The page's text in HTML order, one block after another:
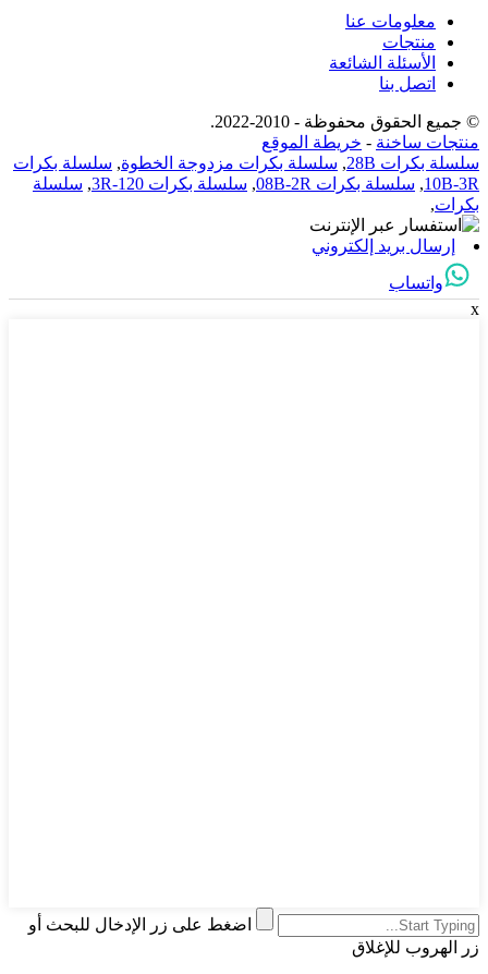
معلومات عنا
منتجات
الأسئلة الشائعة
اتصل بنا
© جميع الحقوق محفوظة - 2010-2022.
منتجات ساخنة - خريطة الموقع
سلسلة بكرات 28B
, سلسلة بكرات مزدوجة الخطوة, سلسلة بكرات
10B-3R
, سلسلة بكرات 08B-2R , سلسلة بكرات 120-3R , سلسلة
بكرات,
إرسال بريد إلكتروني
واتساب
x
اضغط على زر الإدخال للبحث أو
زر الهروب للإغلاق